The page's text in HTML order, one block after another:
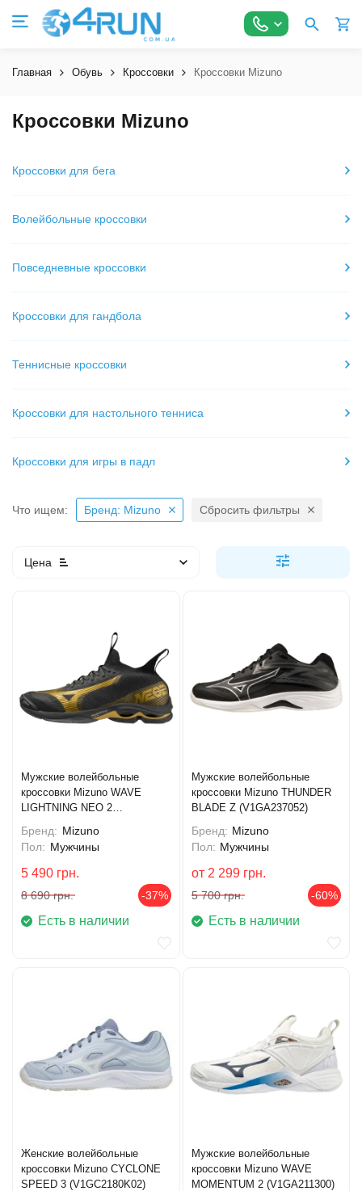
Главная Обувь Кроссовки Кроссовки Mizuno
Кроссовки Mizuno
Кроссовки для бега
Волейбольные кроссовки
Повседневные кроссовки
Кроссовки для гандбола
Теннисные кроссовки
Кроссовки для настольного тенниса
Кроссовки для игры в падл
Что ищем: Бренд: Mizuno Сбросить фильтры
Цена
Мужские волейбольные
кроссовки Mizuno WAVE
LIGHTNING NEO 2
Бренд: Mizuno
Пол: Мужчины
5 490 грн.
8 690 грн. -37%
Есть в наличии
Мужские волейбольные
кроссовки Mizuno THUNDER
BLADE Z (V1GA237052)
Бренд: Mizuno
Пол: Мужчины
от 2 299 грн.
5 700 грн. -60%
Есть в наличии
Женские волейбольные
кроссовки Mizuno CYCLONE
SPEED 3 (V1GC2180K02)
Мужские волейбольные
кроссовки Mizuno WAVE
MOMENTUM 2 (V1GA211300)